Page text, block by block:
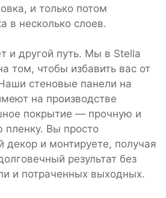
и только потом
в несколько слоев.
и другой путь. Мы в Stella
том, чтобы избавить вас от
стеновые панели на
на производстве
покрытие — прочную и
пленку. Вы просто
и монтируете, получая
результат без
и потраченных выходных.